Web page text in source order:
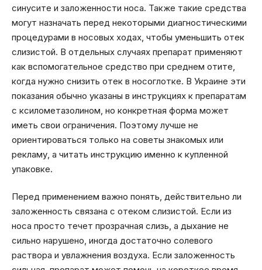
синусите и заложенности носа. Также такие средства
могут назначать перед некоторыми диагностическими
процедурами в носовых ходах, чтобы уменьшить отек
слизистой. В отдельных случаях препарат применяют
как вспомогательное средство при среднем отите,
когда нужно снизить отек в носоглотке. В Украине эти
показания обычно указаны в инструкциях к препаратам
с ксилометазолином, но конкретная форма может
иметь свои ограничения. Поэтому лучше не
ориентироваться только на советы знакомых или
рекламу, а читать инструкцию именно к купленной
упаковке.
Перед применением важно понять, действительно ли
заложенность связана с отеком слизистой. Если из
носа просто течет прозрачная слизь, а дыхание не
сильно нарушено, иногда достаточно солевого
раствора и увлажнения воздуха. Если заложенность